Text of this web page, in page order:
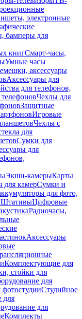
электронные
бамперы для
книгСмарт-часы,
Умные часы
аксессуары
Аксессуары для
для телефонов,
Чехлы для
Защитные
Игровые
Чехлы с
для
Сумки для
для
Экшн-камерыКарты
для камерСумки и
для фото,
ШтативыЦифровые
Радиочасы,
Аксессуары
Комплектующие для
стойки для
для
Студийное
для
для
Комплекты